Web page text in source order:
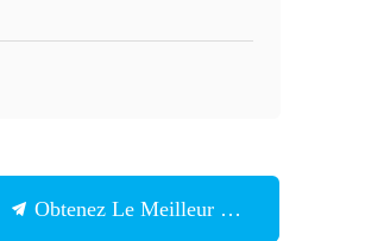
Obtenez Le Meilleur Prix